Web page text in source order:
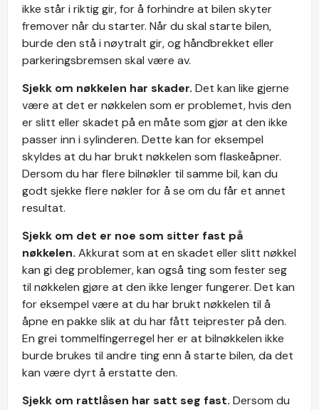
ikke står i riktig gir, for å forhindre at bilen skyter
fremover når du starter. Når du skal starte bilen,
burde den stå i nøytralt gir, og håndbrekket eller
parkeringsbremsen skal være av.
Sjekk om nøkkelen har skader. Det kan like gjerne
være at det er nøkkelen som er problemet, hvis den
er slitt eller skadet på en måte som gjør at den ikke
passer inn i sylinderen. Dette kan for eksempel
skyldes at du har brukt nøkkelen som flaskeåpner.
Dersom du har flere bilnøkler til samme bil, kan du
godt sjekke flere nøkler for å se om du får et annet
resultat.
Sjekk om det er noe som sitter fast på
nøkkelen. Akkurat som at en skadet eller slitt nøkkel
kan gi deg problemer, kan også ting som fester seg
til nøkkelen gjøre at den ikke lenger fungerer. Det kan
for eksempel være at du har brukt nøkkelen til å
åpne en pakke slik at du har fått teiprester på den.
En grei tommelfingerregel her er at bilnøkkelen ikke
burde brukes til andre ting enn å starte bilen, da det
kan være dyrt å erstatte den.
Sjekk om rattlåsen har satt seg fast. Dersom du